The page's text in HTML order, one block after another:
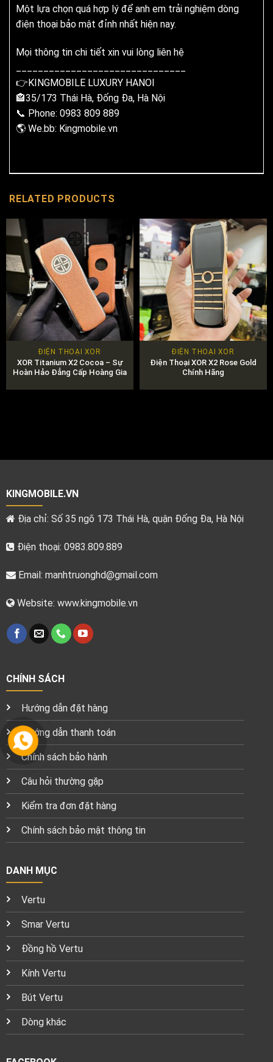
Một lựa chọn quá hợp lý để anh em trải nghiệm dòng
điện thoại bảo mật đỉnh nhất hiện nay.
Mọi thông tin chi tiết xin vui lòng liên hệ
👉KINGMOBILE LUXURY HANOI
🏤35/173 Thái Hà, Đống Đa, Hà Nội
📞 Phone: 0983 809 889
🌎 We.bb: Kingmobile.vn
RELATED PRODUCTS
ĐIỆN THOẠI XOR
XOR Titanium X2 Cocoa – Sự
Hoàn Hảo Đẳng Cấp Hoàng Gia
ĐIỆN THOẠI XOR
Điện Thoại XOR X2 Rose Gold
Chính Hãng
KINGMOBILE.VN
Địa chỉ: Số 35 ngõ 173 Thái Hà, quận Đống Đa, Hà Nội
Điện thoại: 0983.809.889
Email: manhtruonghd@gmail.com
Website: www.kingmobile.vn
CHÍNH SÁCH
Hướng dẫn đặt hàng
Hướng dẫn thanh toán
Chính sách bảo hành
Câu hỏi thường gặp
Kiểm tra đơn đặt hàng
Chính sách bảo mật thông tin
DANH MỤC
Vertu
Smar Vertu
Đồng hồ Vertu
Kính Vertu
Bút Vertu
Dòng khác